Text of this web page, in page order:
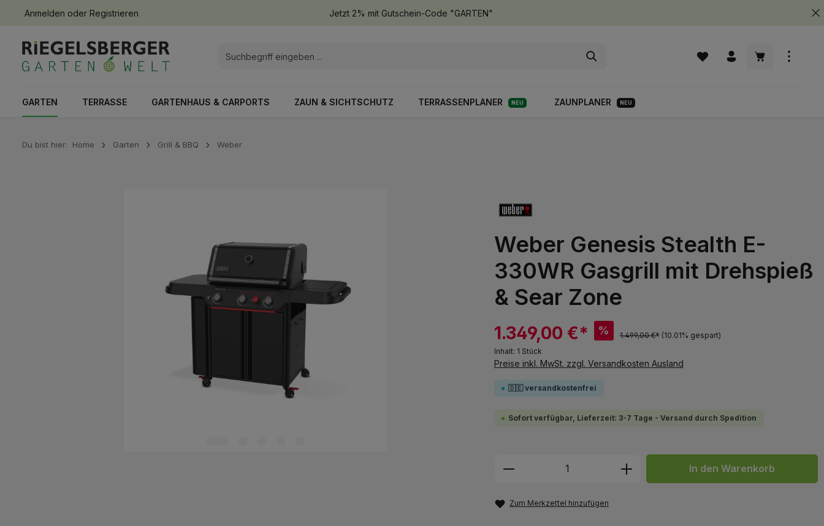
Zur Hauptnavigation springen
Anmelden oder Registrieren Jetzt 2% mit Gutschein-Code "GARTEN"
Warenkorb
GARTEN TERRASSE GARTENHAUS & CARPORTS ZAUN & SICHTSCHUTZ TERRASSENPLANER NEU ZAUNPLANER NEU
Du bist hier: Home Garten Grill & BBQ Weber
Weber Genesis Stealth E-
330WR Gasgrill mit Drehspieß
& Sear Zone
1.349,00 €* % 1.499,00 €* (10.01% gespart)
Inhalt: 1 Stück
Preise inkl. MwSt. zzgl. Versandkosten Ausland
🇩🇪 versandkostenfrei
Sofort verfügbar, Lieferzeit: 3-7 Tage - Versand durch Spedition
Produkt Anzahl: Gib den gewünschten Wert
In den Warenkorb
Zum Merkzettel hinzufügen